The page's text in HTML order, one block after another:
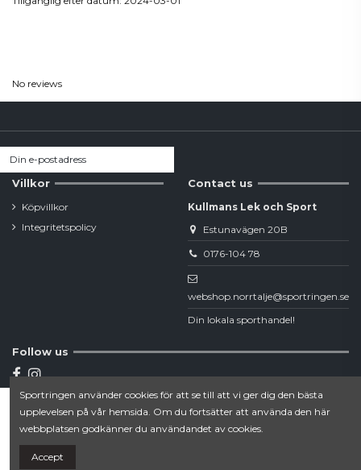
Lägg till i varukorgen
No reviews
Villkor
Köpvillkor
Integritetspolicy
Contact us
Kullmans Lek och Sport
Estunavägen 20B
0176-104 78
webshop.norrtalje@sportringen.se
Din lokala sporthandel!
Follow us
Newsletter
Sportringen använder cookies för att se till att vi ger dig den bästa
upplevelsen på vår hemsida. Om du fortsätter att använda den här
webbplatsen godkänner du användandet av cookies.
Accept